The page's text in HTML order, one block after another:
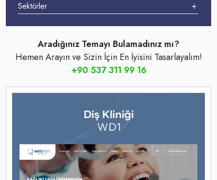
Sektörler
Aradığınız Temayı Bulamadınız mı?
Hemen Arayın ve Sizin İçin En İyisini Tasarlayalım!
+90 537 311 99 16